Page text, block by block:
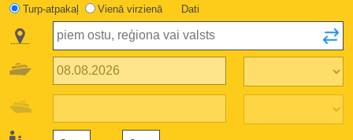
Turp-atpakaļ Vienā virzienā
Dati